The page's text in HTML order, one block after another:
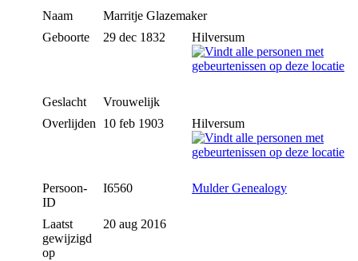
Naam Marritje Glazemaker
Geboorte
29 dec 1832 Hilversum
Geslacht
Vrouwelijk
Overlijden 10 feb 1903 Hilversum
Persoon-
ID
I6560 Mulder Genealogy
Laatst
gewijzigd
op
20 aug 2016